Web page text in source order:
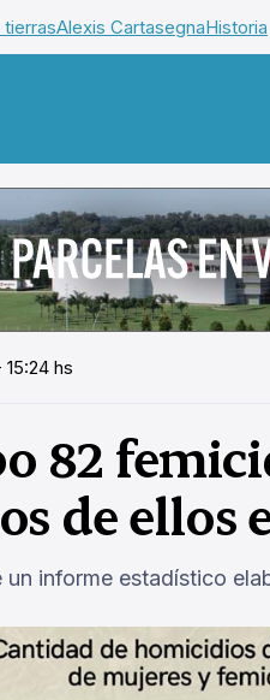
Alexis CartasegnaHistoria
hs
82
de ellos
informe estadístico